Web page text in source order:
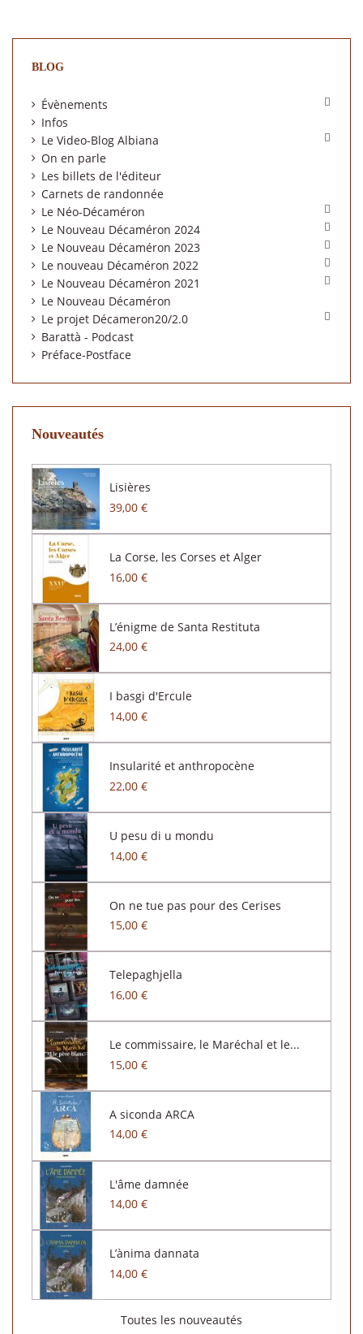
BLOG
Évènements 
Infos
Le Video-Blog Albiana

On en parle
Les billets de l'éditeur
Carnets de randonnée
Le Néo-Décaméron

Le Nouveau Décaméron 2024 
Le Nouveau Décaméron 2023 
Le nouveau Décaméron 2022 
Le Nouveau Décaméron 2021 
Le Nouveau Décaméron
Le projet Décameron20/2.0

Barattà - Podcast
Préface-Postface
Nouveautés
Lisières
39,00 €
La Corse, les Corses et Alger
16,00 €
L’énigme de Santa Restituta
24,00 €
I basgi d'Ercule
14,00 €
Insularité et anthropocène
22,00 €
U pesu di u mondu
14,00 €
On ne tue pas pour des Cerises
15,00 €
Telepaghjella
16,00 €
Le commissaire, le Maréchal et le...
15,00 €
A siconda ARCA
14,00 €
L'âme damnée
14,00 €
L’ànima dannata
14,00 €
Toutes les nouveautés